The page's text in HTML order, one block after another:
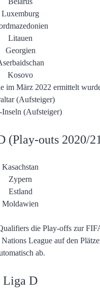
Luxemburg
Litauen
Georgien
Kosovo
im März 2022 ermittelt
(Aufsteiger)
Inseln (Aufsteiger)
(Play-outs 2020/
Kasachstan
Zypern
Estland
Moldawien
die Play-offs zur
League auf den
ab.
Liga D